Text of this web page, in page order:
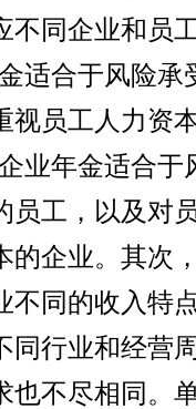
不同企业和员
适合于风险
视员工人力资
业年金适合
员工，以及对
的企业。其次
不同的收入特
同行业和经营
也不尽相同。